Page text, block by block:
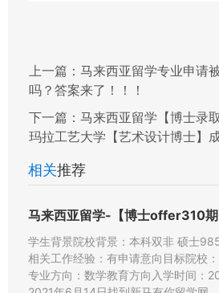
上一篇： 马来西亚留学专业申请
吗？答案来了！！！
下一篇： 马来西亚留学【博士录
玛拉工艺大学【艺术设计博士】
相关推荐
学生背景院校背景：本科双非 硕士
相关工作经验：有申请意向目标院校
专业方向：数学教育方向入学时间：